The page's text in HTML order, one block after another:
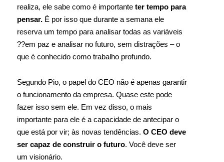
realiza, ele sabe como é importante ter tempo para
pensar. É por isso que durante a semana ele
reserva um tempo para analisar todas as variáveis
??em paz e analisar no futuro, sem distrações – o
que é conhecido como trabalho profundo.
Segundo Pio, o papel do CEO não é apenas garantir
o funcionamento da empresa. Quase este pode
fazer isso sem ele. Em vez disso, o mais
importante para ele é a capacidade de antecipar o
que está por vir; às novas tendências. O CEO deve
ser capaz de construir o futuro. Você deve ser
um visionário.